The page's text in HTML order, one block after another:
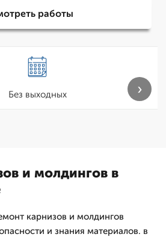
работы
Без выходных ›
и молдингов в
карнизов и молдингов
и знания материалов. в